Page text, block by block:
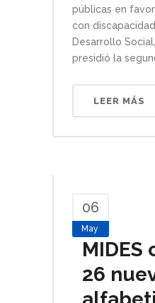
públicas en
con
Desarrollo
presidió la
LEER MÁS
06
May
MIDES
26